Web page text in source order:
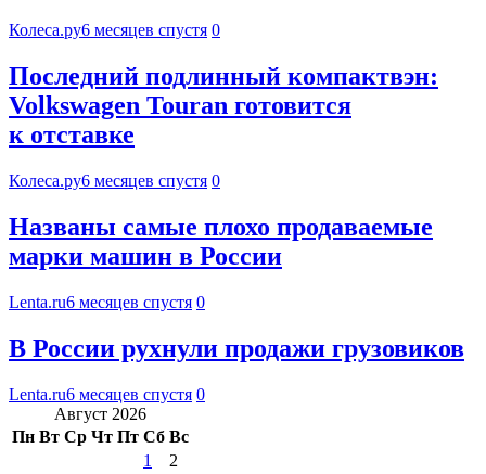
Колеса.ру6 месяцев спустя 0
Последний подлинный компактвэн:
Volkswagen Touran готовится
к отставке
Колеса.ру6 месяцев спустя 0
Названы самые плохо продаваемые
марки машин в России
Lenta.ru6 месяцев спустя 0
В России рухнули продажи грузовиков
Lenta.ru6 месяцев спустя 0
Август 2026
Пн Вт Ср Чт Пт Сб Вс
1
2